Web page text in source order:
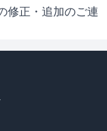
修正・追加のご連